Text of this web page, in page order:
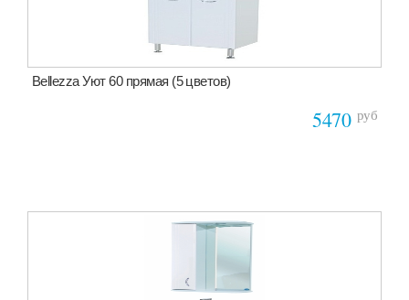
Bellezza Уют 60 прямая (5 цветов)
5470 руб